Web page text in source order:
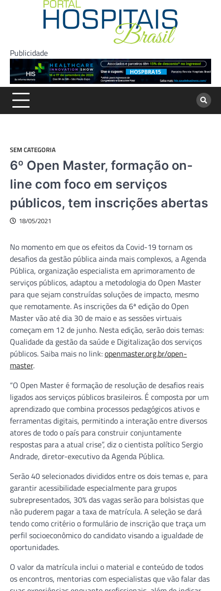
Publicidade
SEM CATEGORIA
6º Open Master, formação on-
line com foco em serviços
públicos, tem inscrições abertas
18/05/2021
No momento em que os efeitos da Covid-19 tornam os
desafios da gestão pública ainda mais complexos, a Agenda
Pública, organização especialista em aprimoramento de
serviços públicos, adaptou a metodologia do Open Master
para que sejam construídas soluções de impacto, mesmo
que remotamente. As inscrições da 6ª edição do Open
Master vão até dia 30 de maio e as sessões virtuais
começam em 12 de junho. Nesta edição, serão dois temas:
Qualidade da gestão da saúde e Digitalização dos serviços
públicos. Saiba mais no link:openmaster.org.br/open-
master.
“O Open Master é formação de resolução de desafios reais
ligados aos serviços públicos brasileiros. É composta por um
aprendizado que combina processos pedagógicos ativos e
ferramentas digitais, permitindo a interação entre diversos
atores de todo o país para construir conjuntamente
respostas para a atual crise”, diz o cientista político Sergio
Andrade, diretor-executivo da Agenda Pública.
Serão 40 selecionados divididos entre os dois temas e, para
garantir acessibilidade especialmente para grupos
subrepresentados, 30% das vagas serão para bolsistas que
não puderem pagar a taxa de matrícula. A seleção se dará
tendo como critério o formulário de inscrição que traça um
perfil socioeconômico do candidato visando a igualdade de
oportunidades.
O valor da matrícula inclui o material e conteúdo de todos
os encontros, mentorias com especialistas que vão falar das